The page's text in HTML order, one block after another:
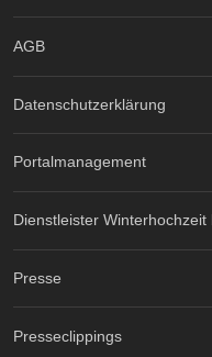
AGB
Datenschutzerklärung
Portalmanagement
Dienstleister Winterhochzeit
Presse
Presseclippings